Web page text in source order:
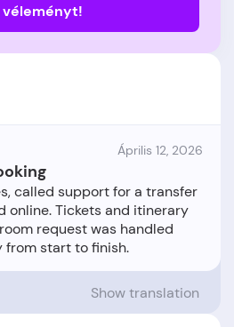
véleményt!
Április 12, 2026
called support for a transfer
online. Tickets and itinerary
request was handled
Show translation